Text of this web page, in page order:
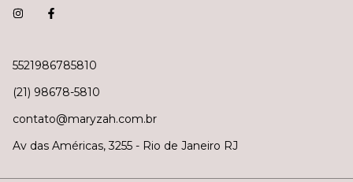
5521986785810
(21) 98678-5810
contato@maryzah.com.br
Av das Américas, 3255 - Rio de Janeiro RJ